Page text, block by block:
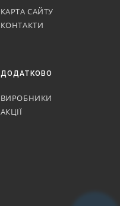
КАРТА САЙТУ
КОНТАКТИ
ДОДАТКОВО
ВИРОБНИКИ
АКЦІЇ